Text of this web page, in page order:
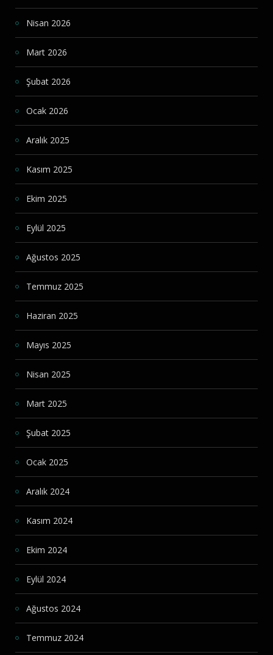
Nisan 2026
Mart 2026
Şubat 2026
Ocak 2026
Aralık 2025
Kasım 2025
Ekim 2025
Eylül 2025
Ağustos 2025
Temmuz 2025
Haziran 2025
Mayıs 2025
Nisan 2025
Mart 2025
Şubat 2025
Ocak 2025
Aralık 2024
Kasım 2024
Ekim 2024
Eylül 2024
Ağustos 2024
Temmuz 2024